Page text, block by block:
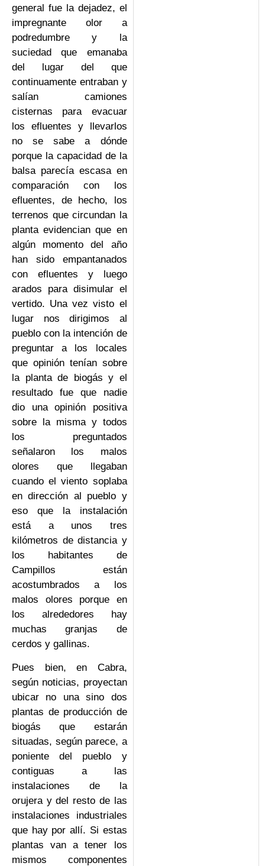
general fue la dejadez, el
impregnante olor a
podredumbre y la
suciedad que emanaba
del lugar del que
continuamente entraban y
salían camiones
cisternas para evacuar
los efluentes y llevarlos
no se sabe a dónde
porque la capacidad de la
balsa parecía escasa en
comparación con los
efluentes, de hecho, los
terrenos que circundan la
planta evidencian que en
algún momento del año
han sido empantanados
con efluentes y luego
arados para disimular el
vertido. Una vez visto el
lugar nos dirigimos al
pueblo con la intención de
preguntar a los locales
que opinión tenían sobre
la planta de biogás y el
resultado fue que nadie
dio una opinión positiva
sobre la misma y todos
los preguntados
señalaron los malos
olores que llegaban
cuando el viento soplaba
en dirección al pueblo y
eso que la instalación
está a unos tres
kilómetros de distancia y
los habitantes de
Campillos están
acostumbrados a los
malos olores porque en
los alrededores hay
muchas granjas de
cerdos y gallinas.
Pues bien, en Cabra,
según noticias, proyectan
ubicar no una sino dos
plantas de producción de
biogás que estarán
situadas, según parece, a
poniente del pueblo y
contiguas a las
instalaciones de la
orujera y del resto de las
instalaciones industriales
que hay por allí. Si estas
plantas van a tener los
mismos componentes